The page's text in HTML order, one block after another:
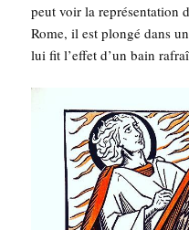
peut voir la repré­sen­ta­tion
Rome, il est plon­gé dans
lui fit l’ef­fet d’un bain